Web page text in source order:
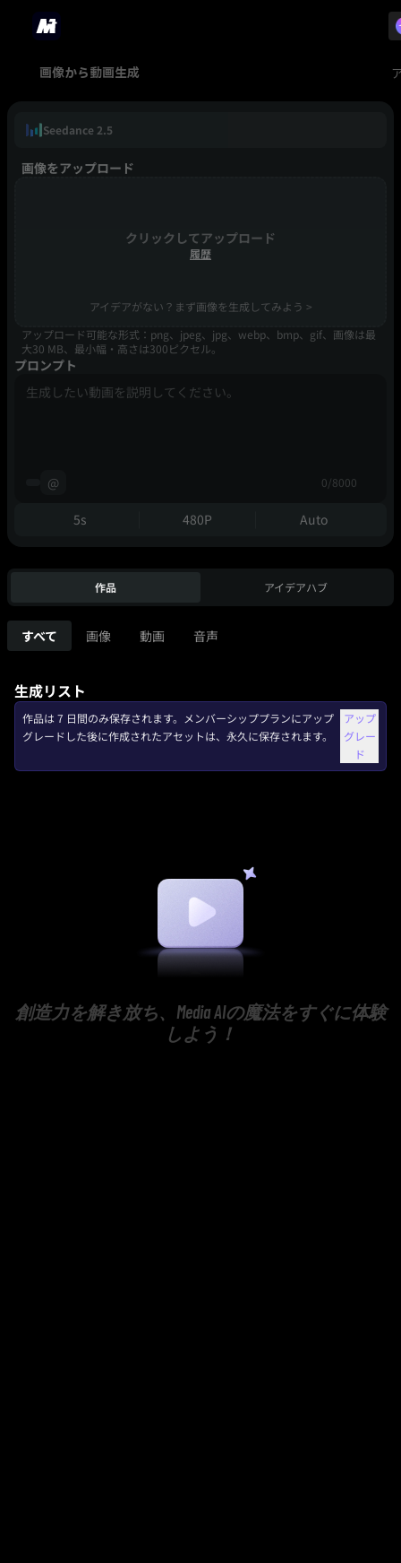
画像から動画生成
Seedance 2.5
画像をアップロード
クリックしてアップロード
履歴
アイデアがない？まず画像を生成してみよう >
アップロード可能な形式：png、jpeg、jpg、webp、bmp、gif、画像は最
大30 MB、最小幅・高さは300ピクセル。
プロンプト
@ 0/8000
5s 480P Auto
作品 アイデアハブ
すべて 画像 動画 音声
生成リスト
作品は 7 日間のみ保存されます。メンバーシッププランにアップ
グレードした後に作成されたアセットは、永久に保存されます。
アップ
グレー
ド
創造力を解き放ち、Media AIの魔法をすぐに体験
しよう！